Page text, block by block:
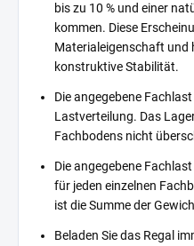
bis zu 10 % und einer
kommen. Diese
Materialeigenschaft und
konstruktive Stabilität.
Die angegebene
Lastverteilung. Das
Fachbodens nicht
Die angegebene
für jeden einzelnen
ist die Summe der
Beladen Sie das Regal